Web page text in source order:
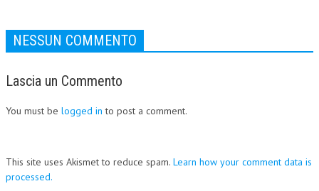
NESSUN COMMENTO
Lascia un Commento
You must be logged in to post a comment.
This site uses Akismet to reduce spam. Learn how your comment data is
processed.